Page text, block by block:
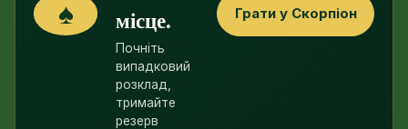
♠
місце.
Почніть
випадковий
розклад,
тримайте
резерв
Грати у Скорпіон